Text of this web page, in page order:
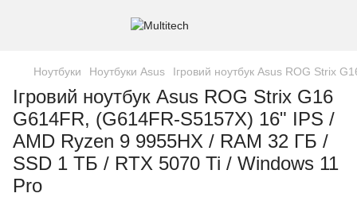
Ноутбуки Ноутбуки Asus Ігровий ноутбук Asus ROG Strix
Ігровий ноутбук Asus ROG Strix G16
G614FR, (G614FR-S5157X) 16" IPS /
AMD Ryzen 9 9955HX / RAM 32 ГБ /
SSD 1 ТБ / RTX 5070 Ti / Windows 11
Pro